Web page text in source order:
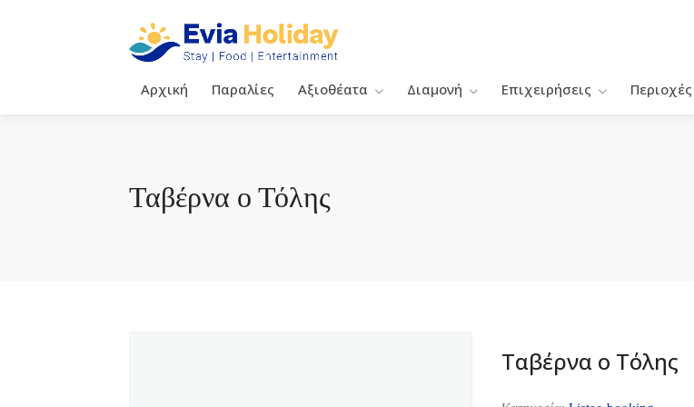
Αρχική Παραλίες Αξιοθέατα Διαμονή Επιχειρήσεις Περιοχές
Ταβέρνα ο Τόλης
Ταβέρνα ο Τόλης